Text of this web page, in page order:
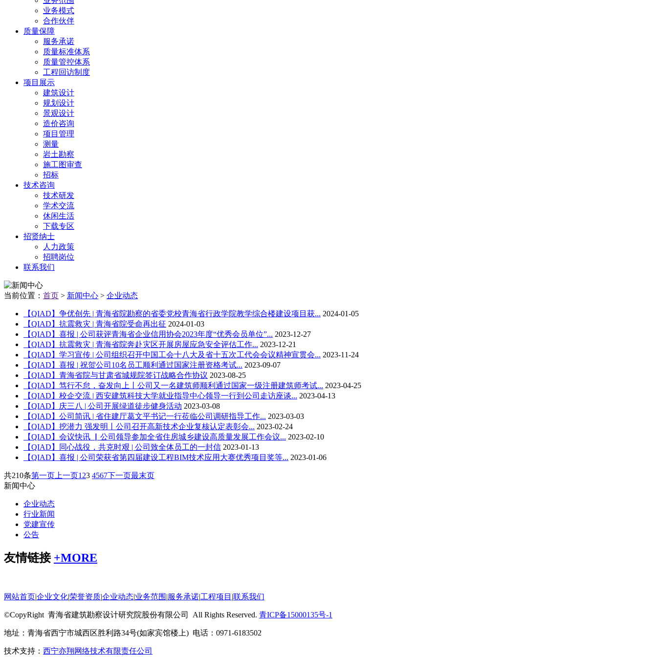
业务模式
合作伙伴
质量保障
服务承诺
质量标准体系
质量管控体系
工程回访制度
项目展示
建筑设计
规划设计
景观设计
造价咨询
项目管理
测量
岩土勘察
施工图审查
招标
技术咨询
技术研发
学术交流
休闲生活
下载专区
招贤纳士
人力政策
招聘岗位
联系我们
当前位置： 首页 > 新闻中心 > 企业动态
【QIAD】争优创先 | 青海省院勘察的省委党校青海省行政学院教学综合楼建设项目获... 2024-01-05
【QIAD】抗震救灾 | 青海省院受命再出征 2024-01-03
【QIAD】喜报 | 公司获评青海省企业信用协会2023年度“优秀会员单位”... 2023-12-27
【QIAD】抗震救灾 | 青海省院奔赴灾区开展房屋应急安全评估工作... 2023-12-21
【QIAD】学习宣传 | 公司组织召开中国工会十八大及省十五次工代会会议精神宣贯会... 2023-11-24
【QIAD】喜报 | 祝贺公司10名员工顺利通过国家注册资格考试... 2023-09-07
【QIAD】青海省院与甘肃省城规院签订战略合作协议 2023-08-25
【QIAD】笃行不怠，奋发向上丨公司又一名建筑师顺利通过国家一级注册建筑师考试... 2023-04-25
【QIAD】校企交流 | 西安建筑科技大学就业指导中心领导一行到公司走访座谈... 2023-04-13
【QIAD】庆三八 | 公司开展绿道徒步健身活动 2023-03-08
【QIAD】公司简讯 | 省住建厅葛文平书记一行莅临公司调研指导工作... 2023-03-03
【QIAD】挖潜力 强发明丨公司召开高新技术企业复核认定表彰会... 2023-02-24
【QIAD】会议快讯 ▏公司领导参加全省住房城乡建设高质量发展工作会议... 2023-02-10
【QIAD】同心战役，共克时艰 | 公司致全体员工的一封信 2023-01-13
【QIAD】喜报 | 公司荣获省第四届建设工程BIM技术应用大赛优秀项目奖等... 2023-01-06
共210条第一页 上一页1 23 4567下一页最末页
新闻中心
企业动态
行业新闻
党建宣传
公告
友情链接 +MORE
网站首页|企业文化|荣誉资质|企业动态|业务范围 |服务承诺|工程项目 |联系我们
©CopyRight 青海省建筑勘察设计研究院股份有限公司 All Rights Reserved. 青ICP备15000135号-1
地址：青海省西宁市城西区胜利路34号(如家宾馆楼上) 电话：0971-6183502
技术支持： 西宁亦翔网络技术有限责任公司